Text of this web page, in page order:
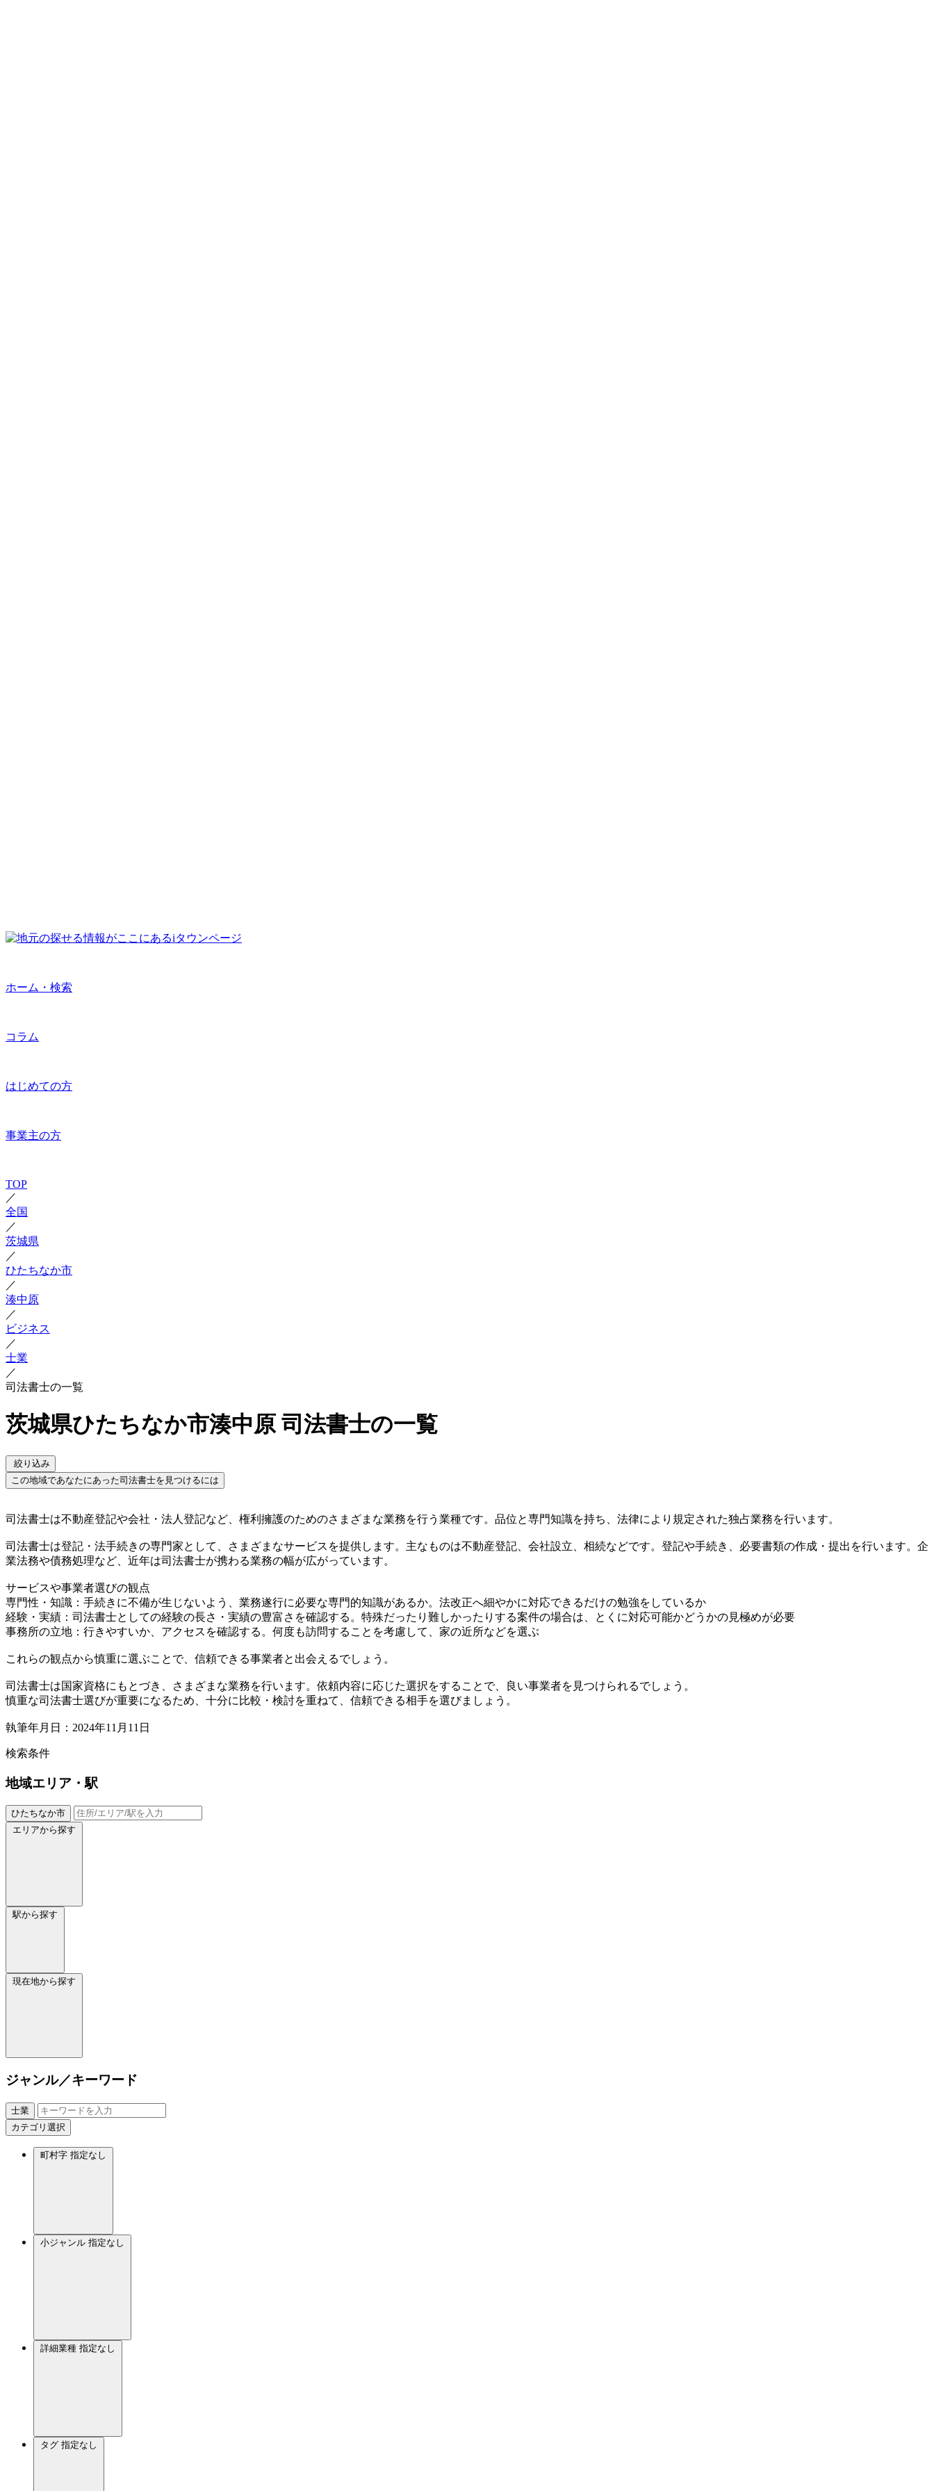
ホーム・検索
コラム
はじめての方
事業主の方
TOP
／
全国
／
茨城県
／
ひたちなか市
／
湊中原
／
ビジネス
／
士業
／
司法書士の一覧
茨城県ひたちなか市湊中原 司法書士の一覧
絞り込み
この地域であなたにあった司法書士を見つけるには
司法書士は不動産登記や会社・法人登記など、権利擁護のためのさまざまな業務を行う業種です。品位と専門知識を持ち、法律により規定された独占業務を行います。
司法書士は登記・法手続きの専門家として、さまざまなサービスを提供します。主なものは不動産登記、会社設立、相続などです。登記や手続き、必要書類の作成・提出を行います。企
業法務や債務処理など、近年は司法書士が携わる業務の幅が広がっています。
サービスや事業者選びの観点
専門性・知識：手続きに不備が生じないよう、業務遂行に必要な専門的知識があるか。法改正へ細やかに対応できるだけの勉強をしているか
経験・実績：司法書士としての経験の長さ・実績の豊富さを確認する。特殊だったり難しかったりする案件の場合は、とくに対応可能かどうかの見極めが必要
事務所の立地：行きやすいか、アクセスを確認する。何度も訪問することを考慮して、家の近所などを選ぶ
これらの観点から慎重に選ぶことで、信頼できる事業者と出会えるでしょう。
司法書士は国家資格にもとづき、さまざまな業務を行います。依頼内容に応じた選択をすることで、良い事業者を見つけられるでしょう。
慎重な司法書士選びが重要になるため、十分に比較・検討を重ねて、信頼できる相手を選びましょう。
執筆年月日：2024年11月11日
検索条件
地域エリア・駅
ひたちなか市
エリアから探す
駅から探す
現在地から探す
ジャンル／キーワード
士業
カテゴリ選択
町村字 指定なし
小ジャンル 指定なし
詳細業種 指定なし
タグ 指定なし